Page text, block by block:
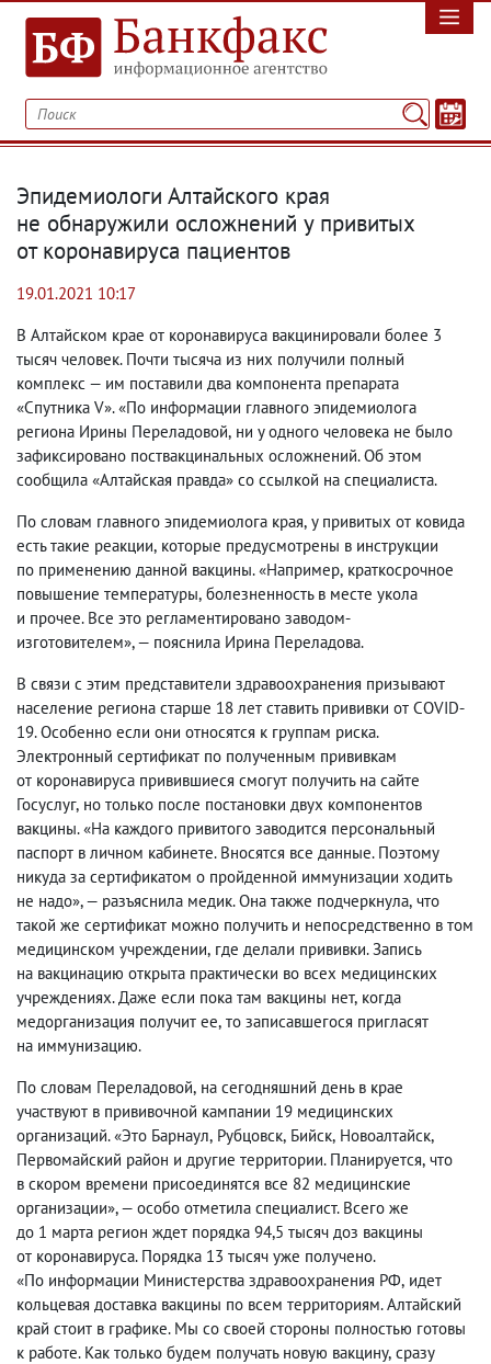
Эпидемиологи Алтайского края
не обнаружили осложнений у привитых
от коронавируса пациентов
19.01.2021 10:17
В Алтайском крае от коронавируса вакцинировали более 3
тысяч человек. Почти тысяча из них получили полный
комплекс — им поставили два компонента препарата
«Спутника V». «По информации главного эпидемиолога
региона Ирины Переладовой, ни у одного человека не было
зафиксировано поствакцинальных осложнений. Об этом
сообщила «Алтайская правда» со ссылкой на специалиста.
По словам главного эпидемиолога края, у привитых от ковида
есть такие реакции, которые предусмотрены в инструкции
по применению данной вакцины. «Например, краткосрочное
повышение температуры, болезненность в месте укола
и прочее. Все это регламентировано заводом-
изготовителем», — пояснила Ирина Переладова.
В связи с этим представители здравоохранения призывают
население региона старше 18 лет ставить прививки от COVID-
19. Особенно если они относятся к группам риска.
Электронный сертификат по полученным прививкам
от коронавируса привившиеся смогут получить на сайте
Госуслуг, но только после постановки двух компонентов
вакцины. «На каждого привитого заводится персональный
паспорт в личном кабинете. Вносятся все данные. Поэтому
никуда за сертификатом о пройденной иммунизации ходить
не надо», — разъяснила медик. Она также подчеркнула, что
такой же сертификат можно получить и непосредственно в том
медицинском учреждении, где делали прививки. Запись
на вакцинацию открыта практически во всех медицинских
учреждениях. Даже если пока там вакцины нет, когда
медорганизация получит ее, то записавшегося пригласят
на иммунизацию.
По словам Переладовой, на сегодняшний день в крае
участвуют в прививочной кампании 19 медицинских
организаций. «Это Барнаул, Рубцовск, Бийск, Новоалтайск,
Первомайский район и другие территории. Планируется, что
в скором времени присоединятся все 82 медицинские
организации», — особо отметила специалист. Всего же
до 1 марта регион ждет порядка 94,5 тысяч доз вакцины
от коронавируса. Порядка 13 тысяч уже получено.
«По информации Министерства здравоохранения РФ, идет
кольцевая доставка вакцины по всем территориям. Алтайский
край стоит в графике. Мы со своей стороны полностью готовы
к работе. Как только будем получать новую вакцину, сразу